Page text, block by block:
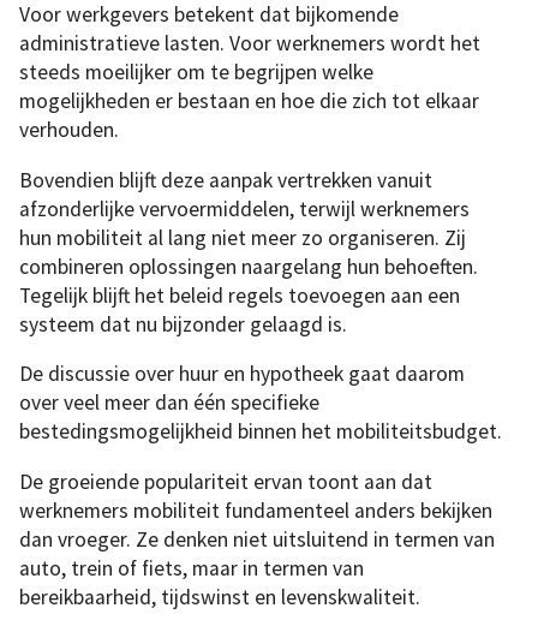
Voor werkgevers betekent dat bijkomende
administratieve lasten. Voor werknemers wordt het
steeds moeilijker om te begrijpen welke
mogelijkheden er bestaan en hoe die zich tot elkaar
verhouden.
Bovendien blijft deze aanpak vertrekken vanuit
afzonderlijke vervoermiddelen, terwijl werknemers
hun mobiliteit al lang niet meer zo organiseren. Zij
combineren oplossingen naargelang hun behoeften.
Tegelijk blijft het beleid regels toevoegen aan een
systeem dat nu bijzonder gelaagd is.
De discussie over huur en hypotheek gaat daarom
over veel meer dan één specifieke
bestedingsmogelijkheid binnen het mobiliteitsbudget.
De groeiende populariteit ervan toont aan dat
werknemers mobiliteit fundamenteel anders bekijken
dan vroeger. Ze denken niet uitsluitend in termen van
auto, trein of fiets, maar in termen van
bereikbaarheid, tijdswinst en levenskwaliteit.